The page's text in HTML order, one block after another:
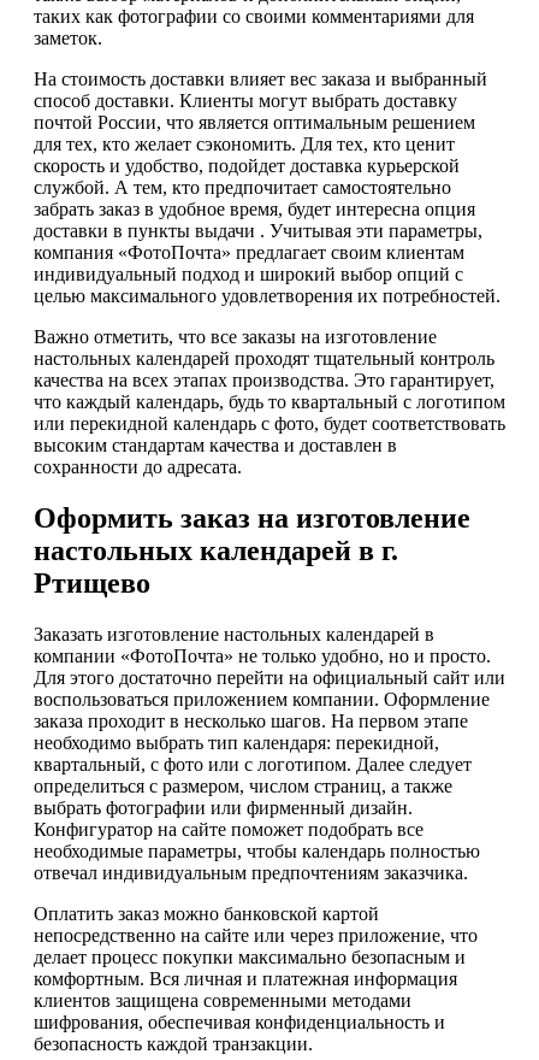
таких как фотографии со своими комментариями для
заметок.
На стоимость доставки влияет вес заказа и выбранный
способ доставки. Клиенты могут выбрать доставку
почтой России, что является оптимальным решением
для тех, кто желает сэкономить. Для тех, кто ценит
скорость и удобство, подойдет доставка курьерской
службой. А тем, кто предпочитает самостоятельно
забрать заказ в удобное время, будет интересна опция
доставки в пункты выдачи . Учитывая эти параметры,
компания «ФотоПочта» предлагает своим клиентам
индивидуальный подход и широкий выбор опций с
целью максимального удовлетворения их потребностей.
Важно отметить, что все заказы на изготовление
настольных календарей проходят тщательный контроль
качества на всех этапах производства. Это гарантирует,
что каждый календарь, будь то квартальный с логотипом
или перекидной календарь с фото, будет соответствовать
высоким стандартам качества и доставлен в
сохранности до адресата.
Оформить заказ на изготовление
настольных календарей в г.
Ртищево
Заказать изготовление настольных календарей в
компании «ФотоПочта» не только удобно, но и просто.
Для этого достаточно перейти на официальный сайт или
воспользоваться приложением компании. Оформление
заказа проходит в несколько шагов. На первом этапе
необходимо выбрать тип календаря: перекидной,
квартальный, с фото или с логотипом. Далее следует
определиться с размером, числом страниц, а также
выбрать фотографии или фирменный дизайн.
Конфигуратор на сайте поможет подобрать все
необходимые параметры, чтобы календарь полностью
отвечал индивидуальным предпочтениям заказчика.
Оплатить заказ можно банковской картой
непосредственно на сайте или через приложение, что
делает процесс покупки максимально безопасным и
комфортным. Вся личная и платежная информация
клиентов защищена современными методами
шифрования, обеспечивая конфиденциальность и
безопасность каждой транзакции.